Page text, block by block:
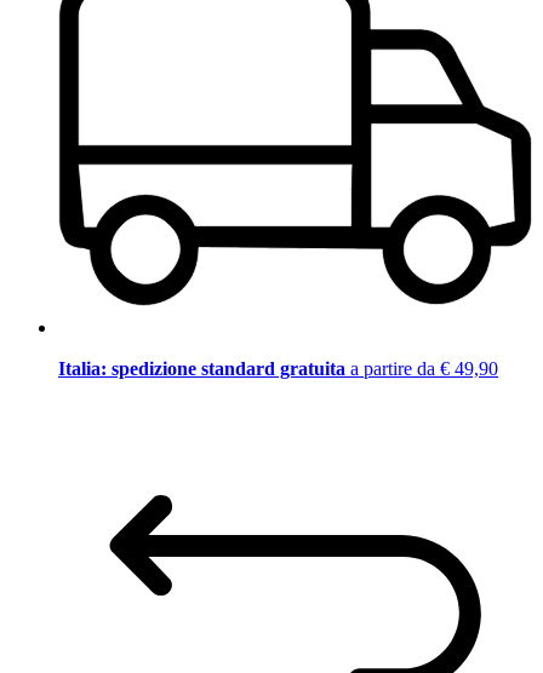
Italia: spedizione standard gratuita a partire da € 49,90